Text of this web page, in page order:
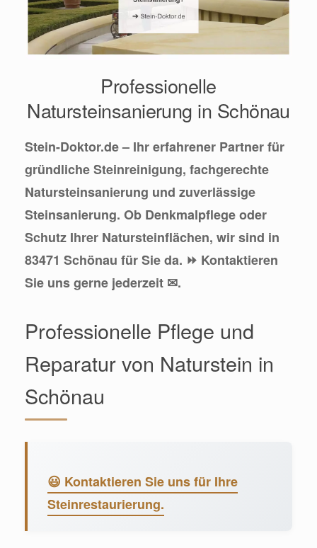
Professionelle
Natursteinsanierung in Schönau
Stein-Doktor.de – Ihr erfahrener Partner für
gründliche Steinreinigung, fachgerechte
Natursteinsanierung und zuverlässige
Steinsanierung. Ob Denkmalpflege oder
Schutz Ihrer Natursteinflächen, wir sind in
83471 Schönau für Sie da. ⏩ Kontaktieren
Sie uns gerne jederzeit ✉.
Professionelle Pflege und
Reparatur von Naturstein in
Schönau
😃 Kontaktieren Sie uns für Ihre
Steinrestaurierung.